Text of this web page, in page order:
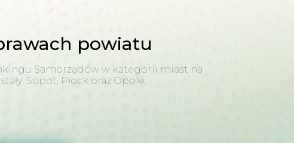
powiatu
Samorządów w kategorii miast na
Sopot, Płock oraz Opole.